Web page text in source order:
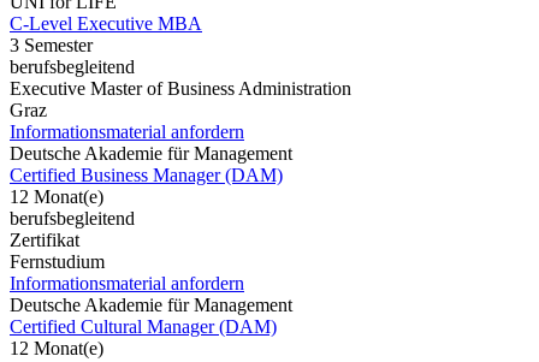
C-Level Executive MBA
3 Semester
berufsbegleitend
Executive Master of Business Administration
Graz
Informationsmaterial anfordern
Deutsche Akademie für Management
Certified Business Manager (DAM)
12 Monat(e)
berufsbegleitend
Zertifikat
Fernstudium
Informationsmaterial anfordern
Deutsche Akademie für Management
Certified Cultural Manager (DAM)
12 Monat(e)